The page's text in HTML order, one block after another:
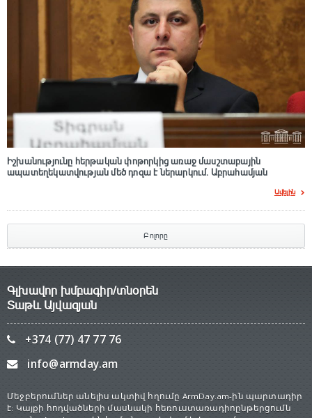
Իշխանությունը հերթական փոթորկից առաջ մասշտաբային
ապատեղեկատվության մեծ դnզա է ներարկում․ Աբրահամյան
Ավելին
Բոլորը
Գլխավոր խմբագիր/տնօրեն
Տաթև Այվազյան
+374 (77) 47 77 76
info@armday.am
Մեջբերումներ անելիս ակտիվ հղումը ArmDay.am-ին պարտադիր
է: Կայքի հոդվածների մասնակի հեռուստառադիոընթերցումն